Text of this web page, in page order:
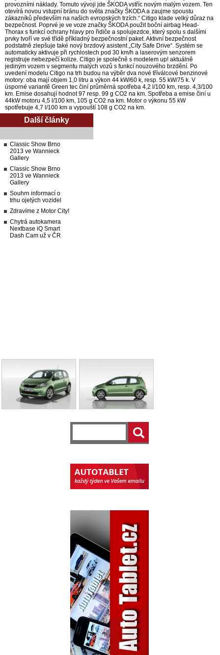
provozními náklady. Tomuto vývoji jde ŠKODA vstříc novým malým vozem. Ten
otevírá novou vstupní bránu do světa značky ŠKODA a zaujme spoustu
zákazníků především na našich evropských trzích.“ Citigo klade velký důraz na
bezpečnost. Poprvé je ve voze značky ŠKODA použit boční airbag Head-
Thorax s funkcí ochrany hlavy pro řidiče a spolujezdce, který spolu s dalšími
prvky tvoří ve své třídě příkladný bezpečnostní paket. Aktivní bezpečnost
podstatně zlepšuje také nový brzdový asistent „City Safe Drive“. Systém se
automaticky aktivuje při rychlostech pod 30 km/h a laserovým senzorem
registruje nebezpečí kolize. Citigo je společně s modelem up! aktuálně
jediným vozem v segmentu malých vozů s funkcí nouzového brzdění. Po
uvedení modelu Citigo na trh budou na výběr dva nové tříválcové benzinové
motory: oba mají objem 1,0 litru a výkon 44 kW/60 k, resp. 55 kW/75 k. V
úsporné variantě Green tec činí průměrná spotřeba 4,2 l/100 km, resp. 4,3/100
km. Emise dosahují hodnot 97 resp. 99 g CO2 na km. Spotřeba a emise činí u
44kW motoru 4,5 l/100 km, 105 g CO2 na km. Motor o výkonu 55 kW
spotřebuje 4,7 l/100 km a vypouští 108 g CO2 na km.
Další články
Classic Show Brno
2013 ve Wannieck
Gallery
Classic Show Brno
2013 ve Wannieck
Gallery
Souhrn informací o
trhu ojetých vozidel
Zdravíme z Motor City!
Chytrá autokamera
Nextbase iQ Smart
Dash Cam už v ČR